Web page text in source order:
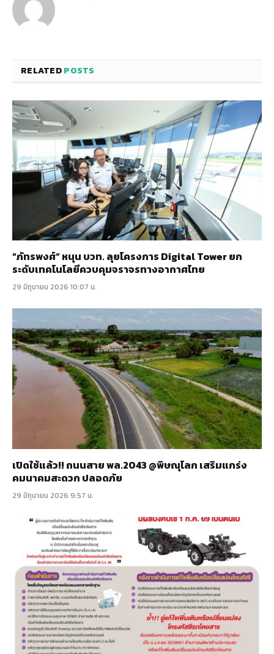
RELATEDPOSTS
“ภัทรพงศ์” หนุน บวท. ลุยโครงการ Digital Tower ยก
ระดับเทคโนโลยีควบคุมจราจรทางอากาศไทย
29 มิถุนายน 2026 10:07 น.
เปิดใช้แล้ว!! ถนนสาย พล.2043 @พิษณุโลก เสริมแกร่ง
คมนาคมสะดวก ปลอดภัย
29 มิถุนายน 2026 9:57 น.